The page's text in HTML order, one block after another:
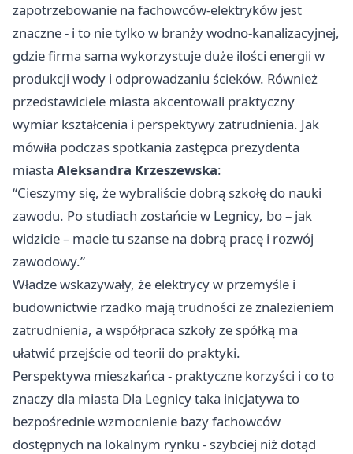
zapotrzebowanie na fachowców-elektryków jest
znaczne - i to nie tylko w branży wodno-kanalizacyjnej,
gdzie firma sama wykorzystuje duże ilości energii w
produkcji wody i odprowadzaniu ścieków. Również
przedstawiciele miasta akcentowali praktyczny
wymiar kształcenia i perspektywy zatrudnienia. Jak
mówiła podczas spotkania zastępca prezydenta
miasta Aleksandra Krzeszewska:
“Cieszymy się, że wybraliście dobrą szkołę do nauki
zawodu. Po studiach zostańcie w Legnicy, bo – jak
widzicie – macie tu szanse na dobrą pracę i rozwój
zawodowy.”
Władze wskazywały, że elektrycy w przemyśle i
budownictwie rzadko mają trudności ze znalezieniem
zatrudnienia, a współpraca szkoły ze spółką ma
ułatwić przejście od teorii do praktyki.
Perspektywa mieszkańca - praktyczne korzyści i co to
znaczy dla miasta Dla Legnicy taka inicjatywa to
bezpośrednie wzmocnienie bazy fachowców
dostępnych na lokalnym rynku - szybciej niż dotąd